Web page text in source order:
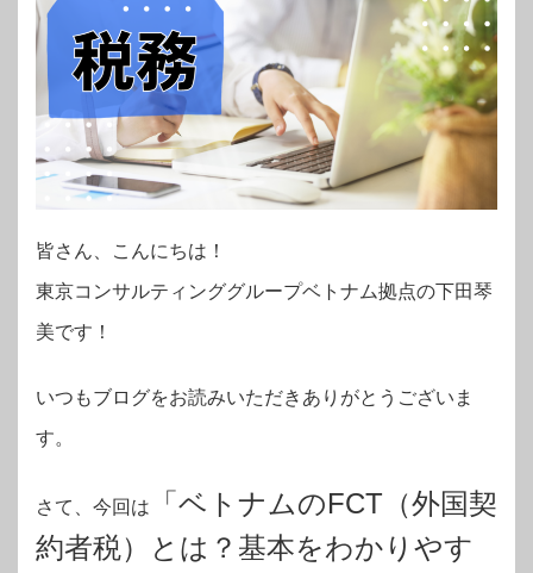
皆さん、こんにちは！
東京コンサルティンググループベトナム拠点の下田琴
美です！
いつもブログをお読みいただきありがとうございま
す。
さて、今回は
「ベトナムのFCT（外国契
約者税）とは？基本をわかりやす